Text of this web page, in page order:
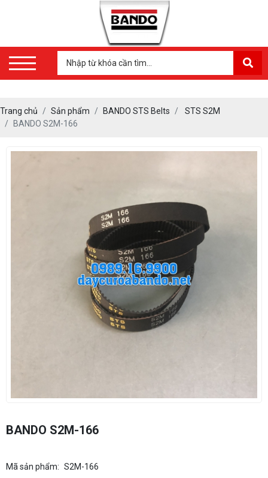
Trang chủ Sản phẩm BANDO STS Belts
STS S2M
BANDO S2M-166
BANDO S2M-166
Mã sản phẩm: S2M-166